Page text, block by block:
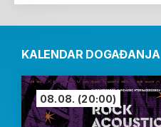
KALENDAR DOGAĐANJA
08.08. (20:00)